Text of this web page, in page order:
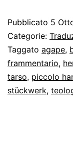
Pubblicato 5
Categorie:
Taggato agape,
frammentario,
tarso, piccolo
stückwerk,